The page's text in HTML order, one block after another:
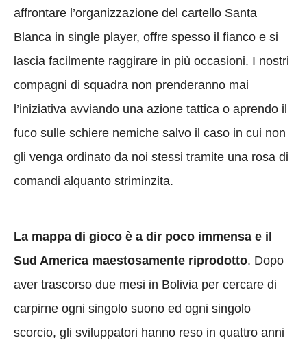
affrontare l’organizzazione del cartello Santa
Blanca in single player, offre spesso il fianco e si
lascia facilmente raggirare in più occasioni. I nostri
compagni di squadra non prenderanno mai
l’iniziativa avviando una azione tattica o aprendo il
fuco sulle schiere nemiche salvo il caso in cui non
gli venga ordinato da noi stessi tramite una rosa di
comandi alquanto striminzita.
La mappa di gioco è a dir poco immensa e il
Sud America maestosamente riprodotto. Dopo
aver trascorso due mesi in Bolivia per cercare di
carpirne ogni singolo suono ed ogni singolo
scorcio, gli sviluppatori hanno reso in quattro anni